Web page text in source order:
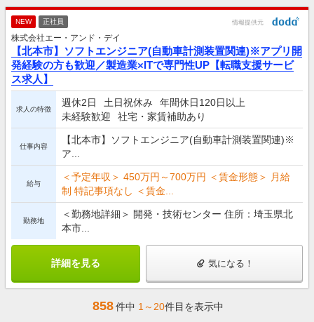
NEW 正社員 情報提供元
株式会社エー・アンド・デイ
【北本市】ソフトエンジニア(自動車計測装置関連)※アプリ開
発経験の方も歓迎／製造業×ITで専門性UP【転職支援サービ
ス求人】
求人の特徴
週休2日 土日祝休み
年間休日120日以上
未経験歓迎
社宅・家賃補助あり
仕事内容
【北本市】ソフトエンジニア(自動車計測装置関連)※
ア...
給与
＜予定年収＞ 450万円～700万円 ＜賃金形態＞ 月給
制 特記事項なし ＜賃金...
勤務地
＜勤務地詳細＞ 開発・技術センター 住所：埼玉県北
本市...
詳細を見る 気になる！
858件中 1～20件目を表示中